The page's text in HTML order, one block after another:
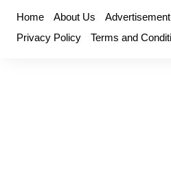
content
Home About Us Advertisement
Privacy Policy
Terms and